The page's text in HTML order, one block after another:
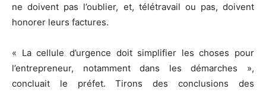
ne doivent pas l’oublier, et, télétravail ou pas, doivent
honorer leurs factures.
« La cellule d’urgence doit simplifier les choses pour
l’entrepreneur, notamment dans les démarches »,
concluait le préfet. Tirons des conclusions des